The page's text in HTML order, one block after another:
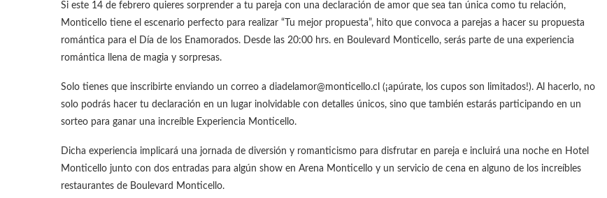
Si este 14 de febrero quieres sorprender a tu pareja con una declaración de amor que sea tan única como tu relación,
Monticello tiene el escenario perfecto para realizar “Tu mejor propuesta”, hito que convoca a parejas a hacer su propuesta
romántica para el Día de los Enamorados. Desde las 20:00 hrs. en Boulevard Monticello, serás parte de una experiencia
romántica llena de magia y sorpresas.
Solo tienes que inscribirte enviando un correo a diadelamor@monticello.cl (¡apúrate, los cupos son limitados!). Al hacerlo, no
solo podrás hacer tu declaración en un lugar inolvidable con detalles únicos, sino que también estarás participando en un
sorteo para ganar una increíble Experiencia Monticello.
Dicha experiencia implicará una jornada de diversión y romanticismo para disfrutar en pareja e incluirá una noche en Hotel
Monticello junto con dos entradas para algún show en Arena Monticello y un servicio de cena en alguno de los increíbles
restaurantes de Boulevard Monticello.